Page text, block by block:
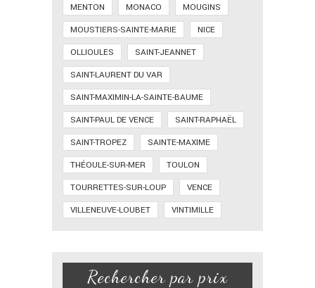
MENTON
MONACO
MOUGINS
MOUSTIERS-SAINTE-MARIE
NICE
OLLIOULES
SAINT-JEANNET
SAINT-LAURENT DU VAR
SAINT-MAXIMIN-LA-SAINTE-BAUME
SAINT-PAUL DE VENCE
SAINT-RAPHAËL
SAINT-TROPEZ
SAINTE-MAXIME
THÉOULE-SUR-MER
TOULON
TOURRETTES-SUR-LOUP
VENCE
VILLENEUVE-LOUBET
VINTIMILLE
Rechercher par prix